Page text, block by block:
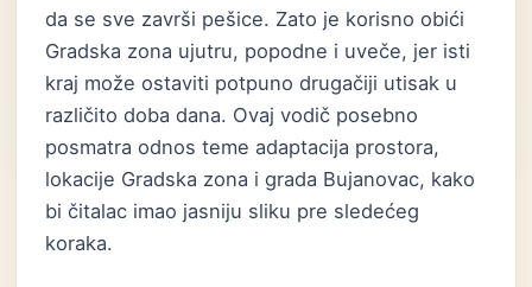
da se sve završi pešice. Zato je korisno obići
Gradska zona ujutru, popodne i uveče, jer isti
kraj može ostaviti potpuno drugačiji utisak u
različito doba dana. Ovaj vodič posebno
posmatra odnos teme adaptacija prostora,
lokacije Gradska zona i grada Bujanovac, kako
bi čitalac imao jasniju sliku pre sledećeg
koraka.